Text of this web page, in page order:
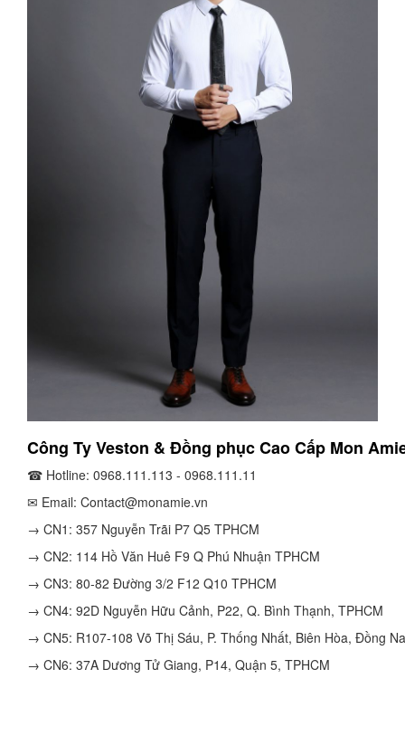
Công Ty Veston & Đồng phục Cao Cấp Mon
☎ Hotline: 0968.111.113 - 0968.111.11
✉ Email: Contact@monamie.vn
→ CN1: 357 Nguyễn Trãi P7 Q5 TPHCM
→ CN2: 114 Hồ Văn Huê F9 Q Phú Nhuận TPHCM
→ CN3: 80-82 Đường 3/2 F12 Q10 TPHCM
→ CN4: 92D Nguyễn Hữu Cảnh, P22, Q. Bình Thạnh, TPHCM
→ CN5: R107-108 Võ Thị Sáu, P. Thống Nhất, Biên Hòa, Đồng
→ CN6: 37A Dương Tử Giang, P14, Quận 5, TPHCM